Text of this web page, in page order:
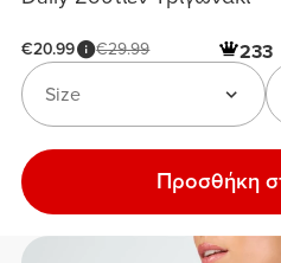
€20.99 €29.99 233
Size
Προσθήκη